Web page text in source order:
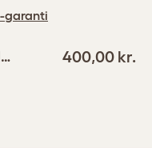
garanti
400,00 kr.